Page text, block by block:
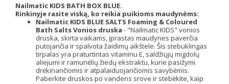
Nailmatic KIDS BATH BOX BLUE.
Rinkinyje rasite viską, ko reikia puikioms maudynėms:
Nailmatic KIDS BLUE SALTS Foaming & Coloured
Bath Salts Vonios druska - "Nailmatic KIDS" vonios
druska, skirta vaikams, įprastas maudynes paverčia
putojančia ir spalvota žaidimų aikštele. Šis stebuklingas
tirpalas yra praturtintas vitaminu E, saldžiųjų migdolų
aliejumi ir ramunėlių žiedų ekstraktu, kurie pasižymi
drėkinančiomis ir atpalaiduojančiomis savybėmis.
Paberkite druskos po vandens srove ir stebėkite, kaip